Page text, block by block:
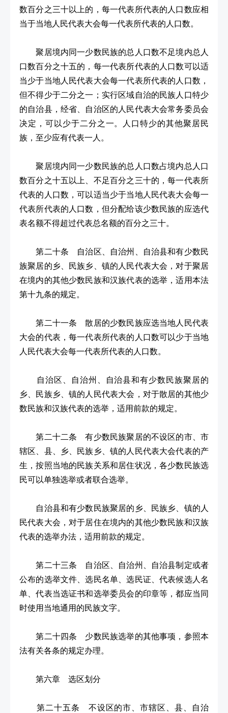
数百分之三十以上的，每一代表所代表的人口数应相
当于当地人民代表大会每一代表所代表的人口数。
聚居境内同一少数民族的总人口数不足境内总人
口数百分之十五的，每一代表所代表的人口数可以适
当少于当地人民代表大会每一代表所代表的人口数，
但不得少于二分之一；实行区域自治的民族人口特少
的自治县，经省、自治区的人民代表大会常务委员会
决定，可以少于二分之一。人口特少的其他聚居民
族，至少应有代表一人。
聚居境内同一少数民族的总人口数占境内总人口
数百分之十五以上、不足百分之三十的，每一代表所
代表的人口数，可以适当少于当地人民代表大会每一
代表所代表的人口数，但分配给该少数民族的应选代
表名额不得超过代表总名额的百分之三十。
第二十条 自治区、自治州、自治县和有少数民
族聚居的乡、民族乡、镇的人民代表大会，对于聚居
在境内的其他少数民族和汉族代表的选举，适用本法
第十九条的规定。
第二十一条 散居的少数民族应选当地人民代表
大会的代表，每一代表所代表的人口数可以少于当地
人民代表大会每一代表所代表的人口数。
自治区、自治州、自治县和有少数民族聚居的
乡、民族乡、镇的人民代表大会，对于散居的其他少
数民族和汉族代表的选举，适用前款的规定。
第二十二条 有少数民族聚居的不设区的市、市
辖区、县、乡、民族乡、镇的人民代表大会代表的产
生，按照当地的民族关系和居住状况，各少数民族选
民可以单独选举或者联合选举。
自治县和有少数民族聚居的乡、民族乡、镇的人
民代表大会，对于居住在境内的其他少数民族和汉族
代表的选举办法，适用前款的规定。
第二十三条 自治区、自治州、自治县制定或者
公布的选举文件、选民名单、选民证、代表候选人名
单、代表当选证书和选举委员会的印章等，都应当同
时使用当地通用的民族文字。
第二十四条 少数民族选举的其他事项，参照本
法有关各条的规定办理。
第六章 选区划分
第二十五条 不设区的市、市辖区、县、自治